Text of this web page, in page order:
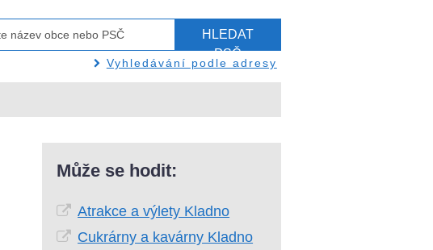
HLEDAT
PSČ
Vyhledávání podle adresy
Může se hodit:
Atrakce a výlety Kladno
Cukrárny a kavárny Kladno